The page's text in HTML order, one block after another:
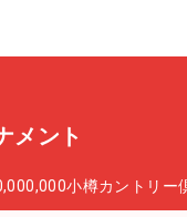
メント
小樽カントリー